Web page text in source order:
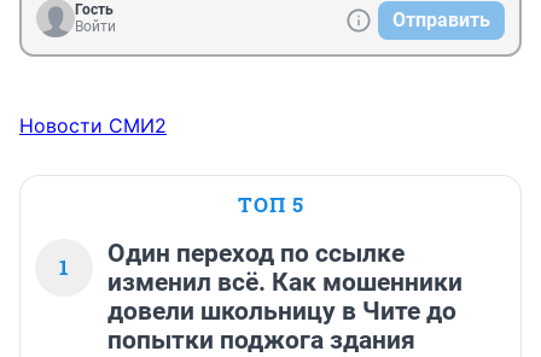
Гость
Войти
Отправить
Новости СМИ2
ТОП 5
1
Один переход по ссылке
изменил всё. Как мошенники
довели школьницу в Чите до
попытки поджога здания